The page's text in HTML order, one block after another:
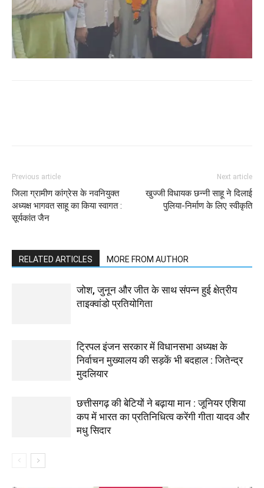
Previous article
जिला ग्रामीण कांग्रेस के नवनियुक्त
अध्यक्ष भागवत साहू का किया स्वागत :
सूर्यकांत जैन
Next article
खुज्जी विधायक छन्नी साहू ने दिलाई
पुलिया-निर्माण के लिए स्वीकृति
RELATED ARTICLES MORE FROM AUTHOR
जोश, जुनून और जीत के साथ संपन्न हुई क्षेत्रीय
ताइक्वांडो प्रतियोगिता
ट्रिपल इंजन सरकार में विधानसभा अध्यक्ष के
निर्वाचन मुख्यालय की सड़कें भी बदहाल : जितेन्द्र
मुदलियार
छत्तीसगढ़ की बेटियों ने बढ़ाया मान : जूनियर एशिया
कप में भारत का प्रतिनिधित्व करेंगी गीता यादव और
मधु सिदार